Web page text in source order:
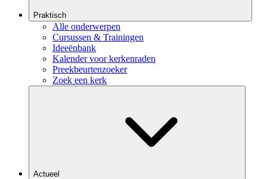
Praktisch
Alle onderwerpen
Cursussen & Trainingen
Ideeënbank
Kalender voor kerkenraden
Preekbeurtenzoeker
Zoek een kerk
Actueel